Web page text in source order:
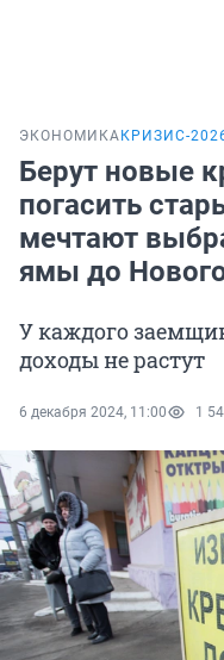
ЭКОНОМИКА КРИЗИС-
Берут новые
погасить
мечтают
ямы до
У каждого
доходы не растут
6 декабря 2024, 11:00 1